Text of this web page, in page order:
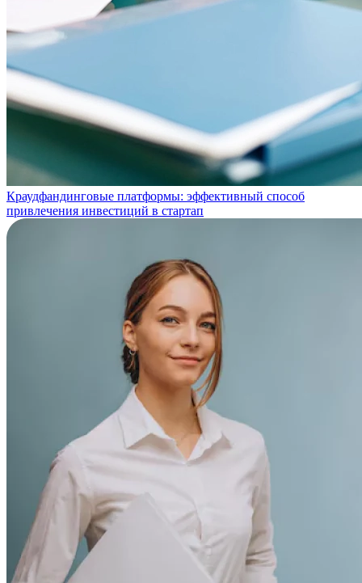
Краудфандинговые платформы: эффективный способ
привлечения инвестиций в стартап